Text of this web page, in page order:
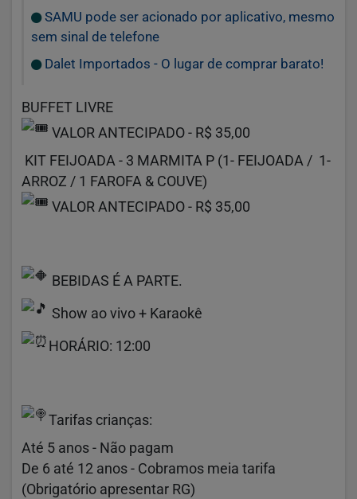
SAMU pode ser acionado por aplicativo, mesmo
sem sinal de telefone
Dalet Importados - O lugar de comprar barato!
BUFFET LIVRE
VALOR ANTECIPADO - R$ 35,00
KIT FEIJOADA - 3 MARMITA P (1- FEIJOADA / 1-
ARROZ / 1 FAROFA & COUVE)
VALOR ANTECIPADO - R$ 35,00
BEBIDAS É A PARTE.
Show ao vivo + Karaokê
HORÁRIO: 12:00
Tarifas crianças:
Até 5 anos - Não pagam
De 6 até 12 anos - Cobramos meia tarifa
(Obrigatório apresentar RG)